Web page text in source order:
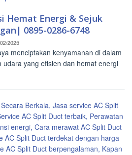
Hemat Energi & Sejuk
0895-0286-6748
2025
menciptakan kenyamanan di dalam
udara yang efisien dan hemat energi